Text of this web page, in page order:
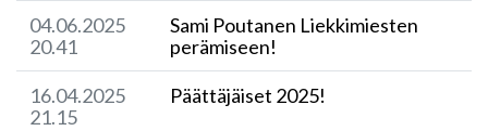
04.06.2025
20.41
​Sami Poutanen Liekkimiesten
perämiseen!
16.04.2025
21.15
​Päättäjäiset 2025!